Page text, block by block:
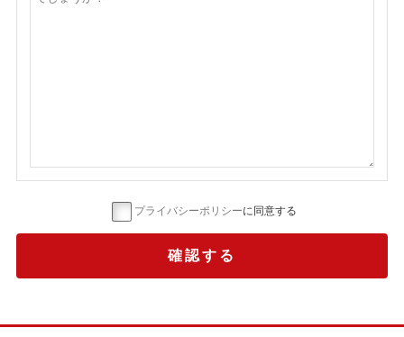
プライバシーポリシーに同意する